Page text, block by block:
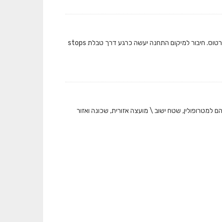
המאגר מציג את כמות התיקופים שבוצעו בתחבורה הציבורית ברמת תחנה בכל אמצעי הכרטוס. חיבור למיקום התחנה יעשה כרגע דרך טבלת stops
למטרופולין, שטח ישוב \ מועצה אזורית, שכונה ואזור